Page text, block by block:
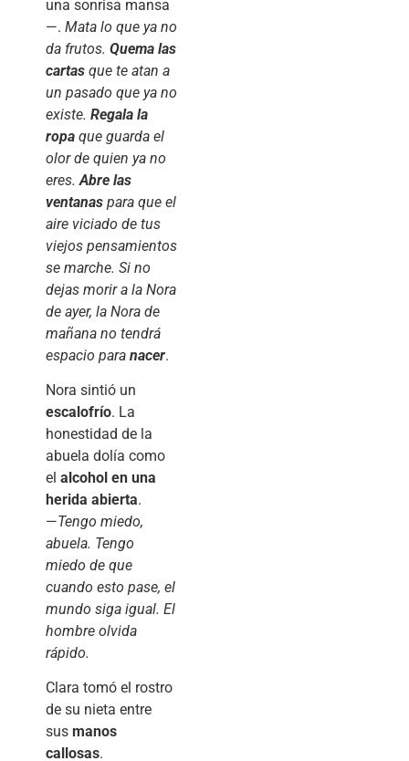
una sonrisa mansa
—. Mata lo que ya no
da frutos. Quema las
cartas que te atan a
un pasado que ya no
existe. Regala la
ropa que guarda el
olor de quien ya no
eres. Abre las
ventanas para que el
aire viciado de tus
viejos pensamientos
se marche. Si no
dejas morir a la Nora
de ayer, la Nora de
mañana no tendrá
espacio para nacer.
Nora sintió un
escalofrío. La
honestidad de la
abuela dolía como
el alcohol en una
herida abierta.
—Tengo miedo,
abuela. Tengo
miedo de que
cuando esto pase, el
mundo siga igual. El
hombre olvida
rápido.
Clara tomó el rostro
de su nieta entre
sus manos
callosas.